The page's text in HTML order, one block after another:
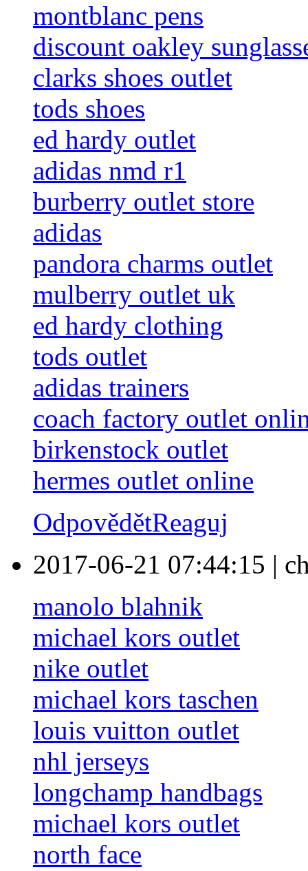
montblanc pens
discount oakley
clarks shoes outlet
tods shoes
ed hardy outlet
adidas nmd r1
burberry outlet store
adidas
pandora charms outlet
mulberry outlet uk
ed hardy clothing
tods outlet
adidas trainers
coach factory outlet
birkenstock outlet
hermes outlet online
OdpovědětReaguj
2017-06-21 07:44:15 |
manolo blahnik
michael kors outlet
nike outlet
michael kors taschen
louis vuitton outlet
nhl jerseys
longchamp handbags
michael kors outlet
north face